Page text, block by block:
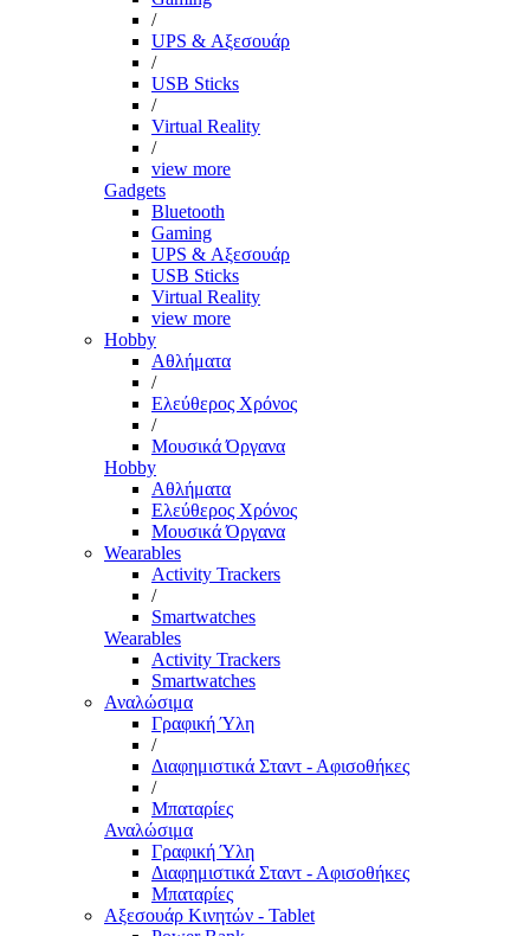
/
UPS & Αξεσουάρ
/
USB Sticks
/
Virtual Reality
/
view more
Gadgets
Bluetooth
Gaming
UPS & Αξεσουάρ
USB Sticks
Virtual Reality
view more
Hobby
Αθλήματα
/
Ελεύθερος Χρόνος
/
Μουσικά Όργανα
Hobby
Αθλήματα
Ελεύθερος Χρόνος
Μουσικά Όργανα
Wearables
Activity Trackers
/
Smartwatches
Wearables
Activity Trackers
Smartwatches
Αναλώσιμα
Γραφική Ύλη
/
Διαφημιστικά Σταντ - Αφισοθήκες
/
Μπαταρίες
Αναλώσιμα
Γραφική Ύλη
Διαφημιστικά Σταντ - Αφισοθήκες
Μπαταρίες
Αξεσουάρ Κινητών - Tablet